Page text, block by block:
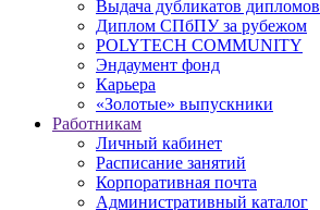
Выдача дубликатов дипломов
Диплом СПбПУ за рубежом
POLYTECH COMMUNITY
Эндаумент фонд
Карьера
«Золотые» выпускники
Работникам
Личный кабинет
Расписание занятий
Корпоративная почта
Административный каталог